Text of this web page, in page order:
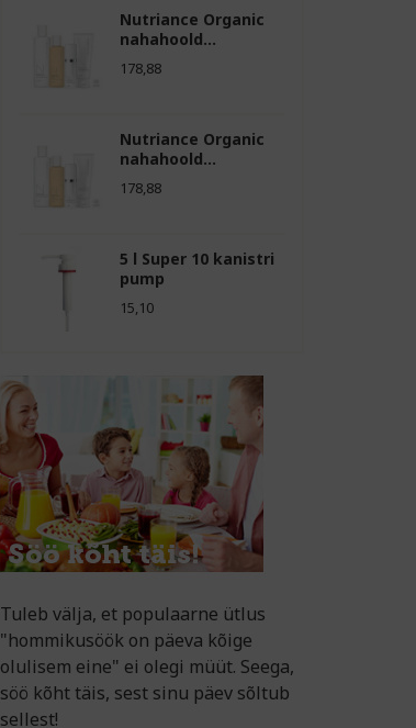
Nutriance Organic
nahahoold...
178,88
Nutriance Organic
nahahoold...
178,88
5 l Super 10 kanistri
pump
15,10
Tuleb välja, et populaarne ütlus
"hommikusöök on päeva kõige
olulisem eine" ei olegi müüt. Seega,
söö kõht täis, sest sinu päev sõltub
sellest!